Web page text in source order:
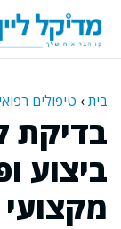
לתוכן
בית› טיפולים
בדיקת
ביצוע
מקצועי